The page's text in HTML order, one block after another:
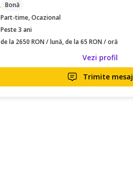
Bonă
Part-time, Ocazional
Peste 3 ani
de la 2650 RON / lună, de la 65 RON / oră
Vezi profil
Trimite mesaj